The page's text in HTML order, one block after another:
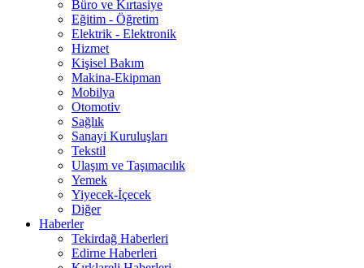
Büro ve Kırtasiye
Eğitim - Öğretim
Elektrik - Elektronik
Hizmet
Kişisel Bakım
Makina-Ekipman
Mobilya
Otomotiv
Sağlık
Sanayi Kuruluşları
Tekstil
Ulaşım ve Taşımacılık
Yemek
Yiyecek-İçecek
Diğer
Haberler
Tekirdağ Haberleri
Edirne Haberleri